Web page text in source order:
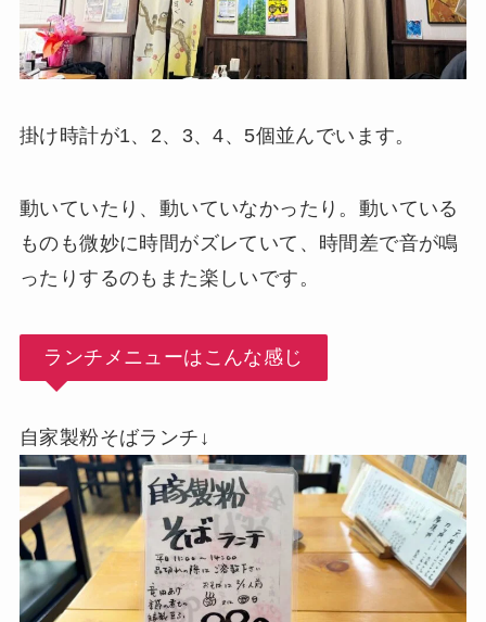
掛け時計が1、2、3、4、5個並んでいます。
動いていたり、動いていなかったり。動いている
ものも微妙に時間がズレていて、時間差で音が鳴
ったりするのもまた楽しいです。
ランチメニューはこんな感じ
自家製粉そばランチ↓